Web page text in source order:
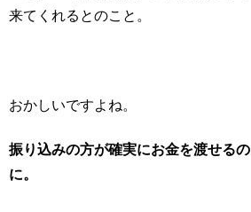
来てくれるとのこと。
おかしいですよね。
振り込みの方が確実にお金を渡せるの
に。